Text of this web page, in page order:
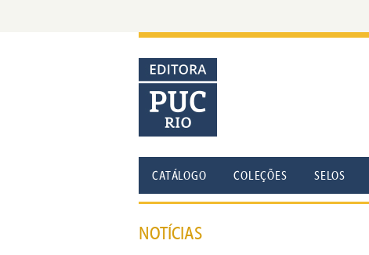
CATÁLOGO COLEÇÕES SELOS
NOTÍCIAS